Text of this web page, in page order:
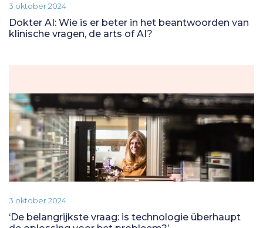
3 oktober 2024
Dokter AI: Wie is er beter in het beantwoorden van
klinische vragen, de arts of AI?
3 oktober 2024
‘De belangrijkste vraag: is technologie überhaupt